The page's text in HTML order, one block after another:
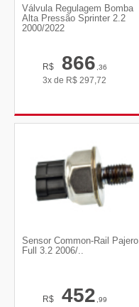
Válvula Regulagem Bomba
Alta Pressão Sprinter 2.2
2000/2022
R$ 866,36
3x de R$ 297,72
Sensor Common-Rail Pajero
Full 3.2 2006/..
R$ 452,99